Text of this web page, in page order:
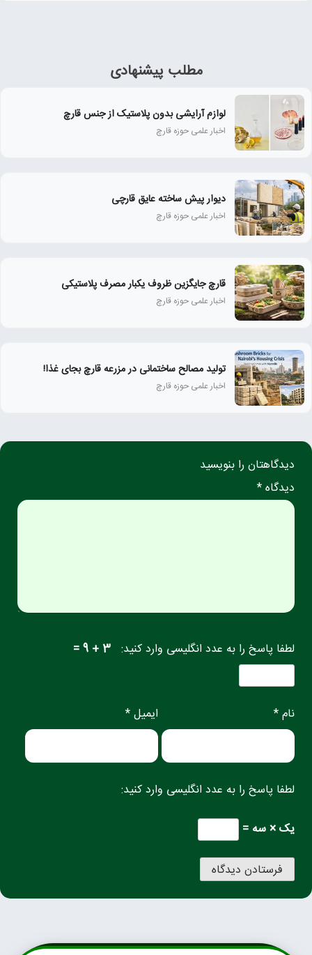
مطلب پیشنهادی
لوازم آرایشی بدون پلاستیک از جنس قارچ
اخبار علمی حوزه قارچ
دیوار پیش ساخته عایق قارچی
اخبار علمی حوزه قارچ
قارچ جایگزین ظروف یکبار مصرف پلاستیکی
اخبار علمی حوزه قارچ
تولید مصالح ساختمانی در مزرعه قارچ بجای غذا!
اخبار علمی حوزه قارچ
دیدگاهتان را بنویسید
دیدگاه *
لطفا پاسخ را به عدد انگلیسی وارد کنید: 3 + 9 =
نام * ایمیل *
لطفا پاسخ را به عدد انگلیسی وارد کنید:
یک × سه =